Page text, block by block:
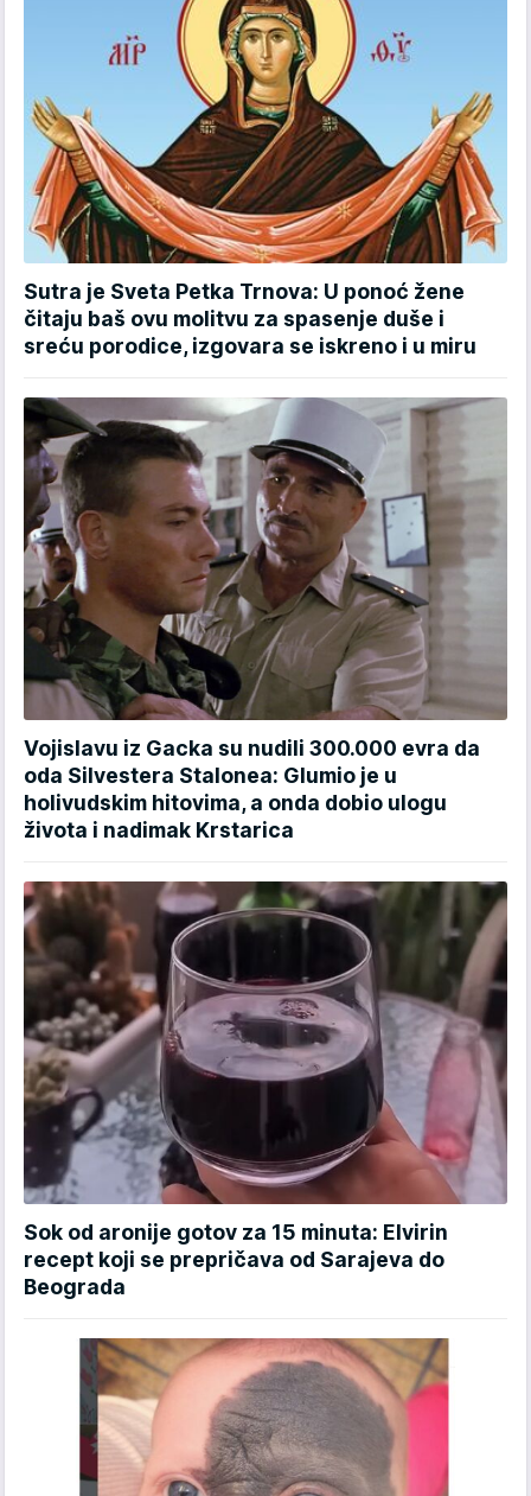
Sutra je Sveta Petka Trnova: U ponoć žene
čitaju baš ovu molitvu za spasenje duše i
sreću porodice, izgovara se iskreno i u miru
Vojislavu iz Gacka su nudili 300.000 evra da
oda Silvestera Stalonea: Glumio je u
holivudskim hitovima, a onda dobio ulogu
života i nadimak Krstarica
Sok od aronije gotov za 15 minuta: Elvirin
recept koji se prepričava od Sarajeva do
Beograda